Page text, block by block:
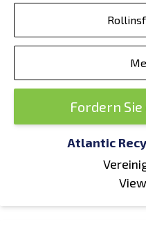
Fordern
Atlantic